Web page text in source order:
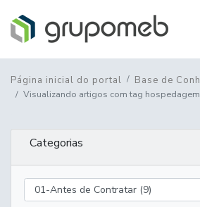
Página inicial do portal Base de
Visualizando artigos com tag
Categorias